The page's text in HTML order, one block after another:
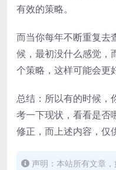
有效的策略。
而当你每年不断重复去
候，最初没什么感觉，
个策略，这样可能会更
总结：所以有的时候，
考一下现状，看看是否
修正，而上述内容，仅
声明：本站所有文章